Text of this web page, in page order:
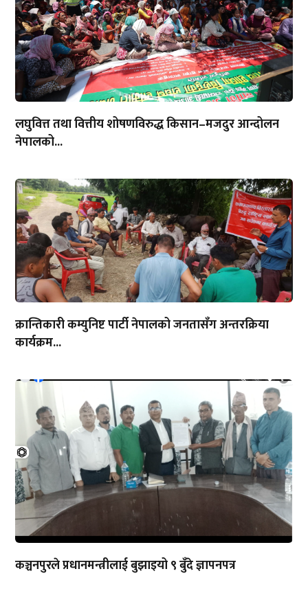
लघुवित्त तथा वित्तीय शोषणविरुद्ध किसान–मजदुर आन्दोलन
नेपालको...
क्रान्तिकारी कम्युनिष्ट पार्टी नेपालको जनतासँग अन्तरक्रिया
कार्यक्रम...
कञ्चनपुरले प्रधानमन्त्रीलाई बुझाइयो ९ बुँदे ज्ञापनपत्र